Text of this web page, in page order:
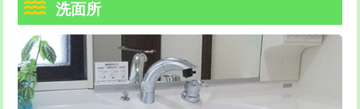
追加人工
廃棄・処分 現場見積
※給水管工事は20mmまでの価格です。
給水管工事※（土の掘削・埋め戻し作
業)
11,000円
給水管工事※（塩ビ管（VP・HI）使
用/3ｍまで)
33,000円
トーラー機使用/3mまで
追加トーラー機使用/3m超え +3,300円
カメラ調査 33,000円
洗面所